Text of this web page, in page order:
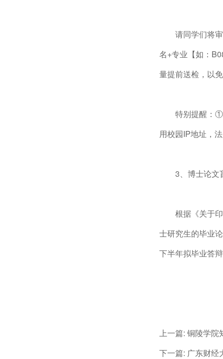
请同学们将
名+专业【如：
量提前送检，以
特别提醒：
用校园IP地址，
3、博士论文
根据《关于
士研究生的毕业
下半年拟毕业答
上一篇: 铜陵学院
下一篇: 广东财经